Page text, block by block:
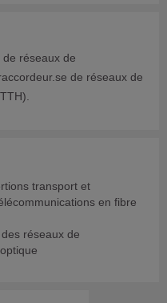
de réseaux de
de réseaux de
transport et
en fibre
réseaux de